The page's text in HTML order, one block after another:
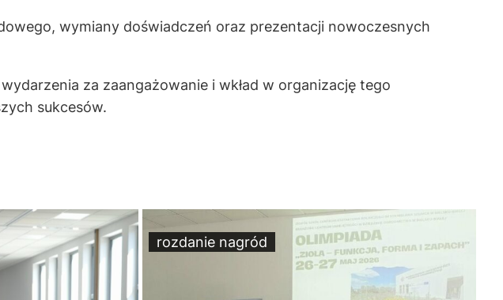
wymiany doświadczeń oraz prezentacji nowoczesnych
za zaangażowanie i wkład w organizację tego
sukcesów.
rozdanie nagród